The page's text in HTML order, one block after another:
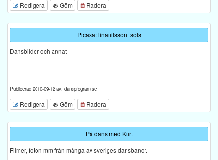
Redigera Göm Radera
Picasa: linanilsson_sols
Dansbilder och annat
Publicerad 2010-09-12 av: dansprogram.se
Redigera Göm Radera
På dans med Kurt
Filmer, foton mm från många av sveriges dansbanor.